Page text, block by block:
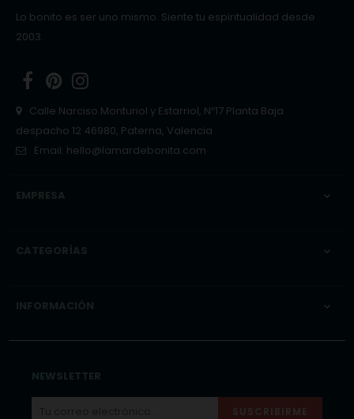
Lo bonito es ser uno mismo. Siente tu espiritualidad desde
2003.
FacebookPinterest
Calle Narciso Monturiol y Estarriol, Nº17 Planta Baja
despacho 12 46980, Paterna, Valencia
Email: hello@lamardebonita.com
EMPRESA 
CATEGORÍAS 
INFORMACIÓN 
NEWSLETTER
SUSCRIBIRME